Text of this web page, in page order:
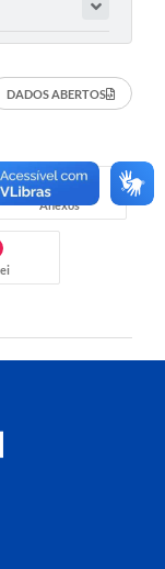
DADOS ABERTOS
Anexos